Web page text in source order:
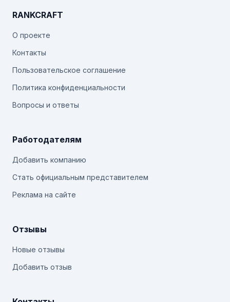
RANKCRAFT
О проекте
Контакты
Пользовательское соглашение
Политика конфиденциальности
Вопросы и ответы
Работодателям
Добавить компанию
Стать официальным представителем
Реклама на сайте
Отзывы
Новые отзывы
Добавить отзыв